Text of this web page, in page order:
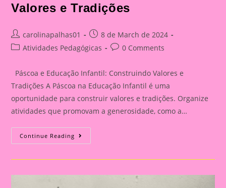
Valores e Tradições
Post
author:
carolinapalhas01
Post
published:
8 de March de 2024
PostAtividades Pedagógicas
Post0 Comments
Páscoa e Educação Infantil: Construindo Valores e
Tradições A Páscoa na Educação Infantil é uma
oportunidade para construir valores e tradições. Organize
atividades que promovam a generosidade, como a…
Continue Reading Atividade
De
09|
Educação